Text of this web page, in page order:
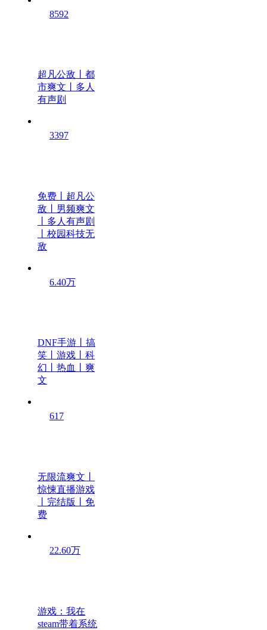
8592
超凡公敌丨都
市爽文丨多人
有声剧
3397
免费丨超凡公
敌丨男频爽文
丨多人有声剧
丨校园科技无
敌
6.40万
DNF手游丨搞
笑丨游戏丨科
幻丨热血丨爽
文
617
无限流爽文丨
惊悚直播游戏
丨完结版丨免
费
22.60万
游戏：我在
steam带着系统